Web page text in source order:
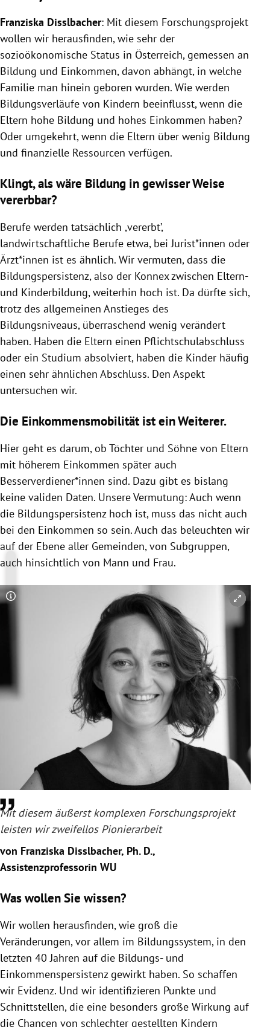
Franziska Disslbacher: Mit diesem Forschungsprojekt
wollen wir herausfinden, wie sehr der
sozioökonomische Status in Österreich, gemessen an
Bildung und Einkommen, davon abhängt, in welche
Familie man hinein geboren wurden. Wie werden
Bildungsverläufe von Kindern beeinflusst, wenn die
Eltern hohe Bildung und hohes Einkommen haben?
Oder umgekehrt, wenn die Eltern über wenig Bildung
und finanzielle Ressourcen verfügen.
Klingt, als wäre Bildung in gewisser Weise
vererbbar?
Berufe werden tatsächlich ,vererbt’,
landwirtschaftliche Berufe etwa, bei Jurist*innen oder
Ärzt*innen ist es ähnlich. Wir vermuten, dass die
Bildungspersistenz, also der Konnex zwischen Eltern-
und Kinderbildung, weiterhin hoch ist. Da dürfte sich,
trotz des allgemeinen Anstieges des
Bildungsniveaus, überraschend wenig verändert
haben. Haben die Eltern einen Pflichtschulabschluss
oder ein Studium absolviert, haben die Kinder häufig
einen sehr ähnlichen Abschluss. Den Aspekt
untersuchen wir.
Die Einkommensmobilität ist ein Weiterer.
Hier geht es darum, ob Töchter und Söhne von Eltern
mit höherem Einkommen später auch
Besserverdiener*innen sind. Dazu gibt es bislang
keine validen Daten. Unsere Vermutung: Auch wenn
die Bildungspersistenz hoch ist, muss das nicht auch
bei den Einkommen so sein. Auch das beleuchten wir
auf der Ebene aller Gemeinden, von Subgruppen,
auch hinsichtlich von Mann und Frau.
Copyright-Hinweis öffnen/schließen
Mit diesem äußerst komplexen Forschungsprojekt
leisten wir zweifellos Pionierarbeit
von Franziska Disslbacher, Ph. D.,
Assistenzprofessorin WU
Was wollen Sie wissen?
Wir wollen herausfinden, wie groß die
Veränderungen, vor allem im Bildungssystem, in den
letzten 40 Jahren auf die Bildungs- und
Einkommenspersistenz gewirkt haben. So schaffen
wir Evidenz. Und wir identifizieren Punkte und
Schnittstellen, die eine besonders große Wirkung auf
die Chancen von schlechter gestellten Kindern